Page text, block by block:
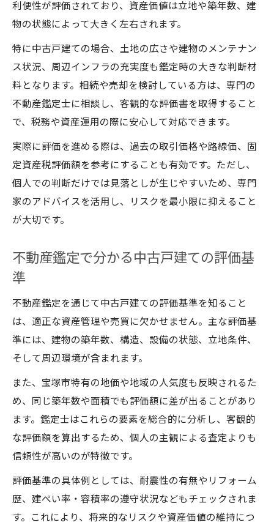
利便性が評価されており、資産価値は立地や築年数、建
物の状態によって大きく左右されます。
特に中古戸建ての場合、土地の広さや建物のメンテナン
ス状況、周辺インフラの充実度も鑑定時の大きな判断材
料となります。相続や売却を検討している方は、専門の
不動産鑑定士に相談し、客観的な評価書を取得すること
で、税務や資産運用の際に安心して対応できます。
実際に評価を進める際は、過去の取引価格や路線価、固
定資産税評価額を参考にすることも有効です。ただし、
個人での判断だけでは見落としが生じやすいため、専門
家のアドバイスを活用し、リスクを最小限に抑えること
が大切です。
不動産鑑定で分かる中古戸建ての評価基
準
不動産鑑定を通じて中古戸建ての評価基準を知ること
は、適正な資産管理や売買に欠かせません。主な評価基
準には、建物の築年数、構造、設備の状態、立地条件、
そして周辺環境が含まれます。
また、宝塚市特有の地価や地域の人気度も反映されるた
め、同じ築年数や面積でも評価額に差が出ることがあり
ます。鑑定士はこれらの要素を総合的に分析し、客観的
な評価額を算出するため、個人の主観による査定よりも
信頼性が高いのが特徴です。
評価基準の具体例としては、耐震性の有無やリフォーム
歴、建ぺい率・容積率の遵守状況などもチェックされま
す。これにより、将来的なリスクや資産価値の維持につ